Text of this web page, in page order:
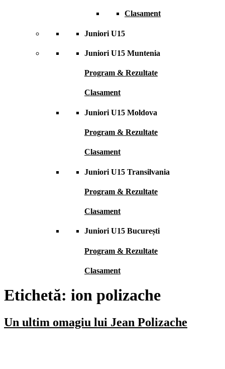
Clasament
Juniori U15
Juniori U15 Muntenia
Program & Rezultate
Clasament
Juniori U15 Moldova
Program & Rezultate
Clasament
Juniori U15 Transilvania
Program & Rezultate
Clasament
Juniori U15 București
Program & Rezultate
Clasament
Etichetă: ion polizache
Un ultim omagiu lui Jean Polizache